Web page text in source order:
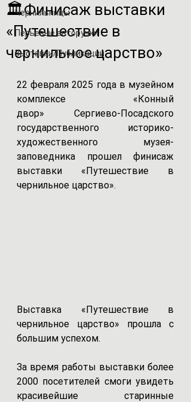
Чернильницы
Перьевые авторучки
Выставки/Публикации
🏛️Финисаж выставки
«Путешествие в
чернильное царство»
22 февраля 2025 года в музейном
комплексе «Конный
государственного историко-
художественного музея-
заповедника прошел финисаж
выставки «Путешествие в
чернильное царство».
Выставка «Путешествие в
чернильное царство» прошла с
большим успехом.
За время работы выставки более
2000 посетителей смоги увидеть
красивейшие старинные